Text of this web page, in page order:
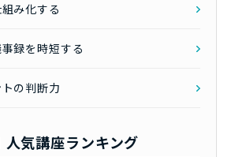
み化する
録を時短する
の判断力
気講座ランキング